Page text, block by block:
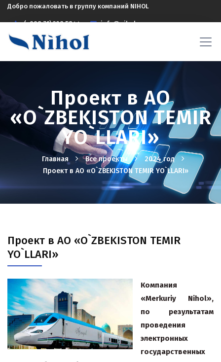
Добро пожаловать в группу компаний NIHOL
(+998 71) 208 5844 info@nihol.uz
Проект в АО
«O`ZBEKISTON TEMIR
YO`LLARI»
Главная Все проекты
2024 год
Проект в АО «O`ZBEKISTON TEMIR YO`LLARI»
Проект в АО «O`ZBEKISTON TEMIR
YO`LLARI»
Компания
«Merkuriy Nihol»,
по результатам
проведения
электронных
государственных